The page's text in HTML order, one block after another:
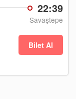
22:39
Savaştepe
Bilet Al